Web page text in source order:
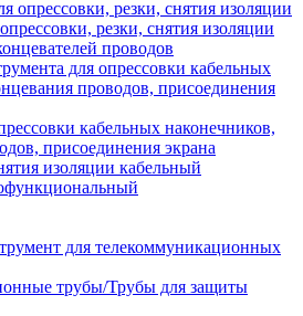
резки, снятия изоляции
проводов
для опрессовки кабельных
проводов, присоединения
кабельных наконечников,
присоединения экрана
изоляции кабельный
для телекоммуникационных